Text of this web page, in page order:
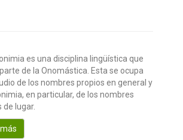
es una disciplina lingüística que
de la Onomástica. Esta se ocupa
de los nombres propios en general y
en particular, de los nombres
de lugar.